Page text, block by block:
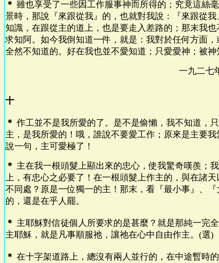
＊ 雖也享受了一些因工作服事神而所得的；究竟這絲
景時，那說『來跟從我』的，也就對我說：『來跟從
知識，在跟從主的道上，也是要走入差路的；那末我
求知阿。如今我倒知道一件，就是：我對於任何方面
全然不知道的。好在我也並不愛知道；只愛愛神；被
一九二七
十
＊ 作工並不是我所愛的了。是不是偷懶，我不知道，
主，是我所愛的！哦，誰說不要愛工作；原來是主要
說一句，主可愛極了！
＊ 主在我一根頭髮上顯出來的忠心，使我驚奇嘆羨；
上，有忠心之必要了！在一根頭髮上作主的，與在諸
不同處？原是一位獨一的主！那末，看『最小事』、
的，還是在乎人罷。
＊ 主耶穌對信徒個人所要求的是甚麼？就是那純一完
主耶穌，就是凡事順服祂，讓祂在心中自由作主。(選)
＊ 在十字架道路上，總沒有兩人並行的，在中途暫時